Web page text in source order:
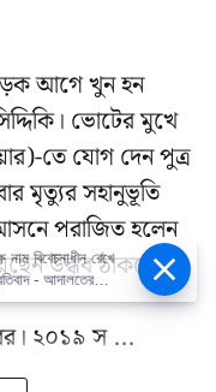
আগে খুন হন
ভোটের মুখে
তে যোগ দেন পুত্র
মৃত্যুর সহানুভূতি
আসনে পরাজিত হলেন
উদ্ধব ঠাকরের
২০১৯ স ...
বিবেচনাধীন রেখে
- আদালতের